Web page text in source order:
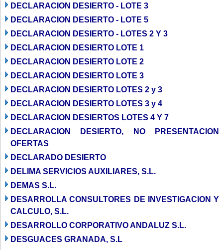
DECLARACION DESIERTO - LOTE 3
DECLARACION DESIERTO - LOTE 5
DECLARACION DESIERTO - LOTES 2 Y 3
DECLARACION DESIERTO LOTE 1
DECLARACION DESIERTO LOTE 2
DECLARACION DESIERTO LOTE 3
DECLARACION DESIERTO LOTES 2 y 3
DECLARACION DESIERTO LOTES 3 y 4
DECLARACION DESIERTOS LOTES 4 Y 7
DECLARACION DESIERTO, NO PRESENTACION
OFERTAS
DECLARADO DESIERTO
DELIMA SERVICIOS AUXILIARES, S.L.
DEMAS S.L.
DESARROLLA CONSULTORES DE INVESTIGACION Y
CALCULO, S.L.
DESARROLLO CORPORATIVO ANDALUZ S.L.
DESGUACES GRANADA, S.L